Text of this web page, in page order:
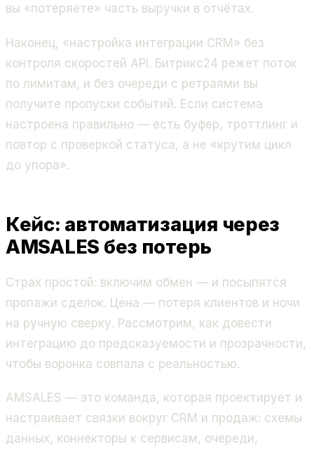
вы «потеряете» часть выручки в отчётах.
Наконец, «настройка интеграции CRM» без
контроля скоростей API. Битрикс24 режет поток
по лимитам, и без очереди с ретраями вы
получите пропуски событий. Если система
настроена правильно — есть буфер, троттлинг и
повтор с проверкой статуса, а не «крутим цикл
до упора».
Кейс: автоматизация через
AMSALES без потерь
Страх простой: включим обмен — и посыпятся
пропажи сделок. Цена — потеря клиентов и ночи
на ручную сверку. Рассмотрим, как довести
интеграцию до предсказуемости и прозрачности,
чтобы воронка совпала с реальностью.
AMSALES — это команда, которая проектирует и
настраивает связки вокруг CRM и продаж: схемы
данных, коннекторы к сервисам, очереди,